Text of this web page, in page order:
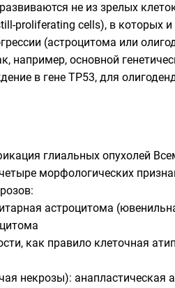
не из зрелых
proliferating cells), в которых и
(астроцитома или
например, основной
в гене TP53, для
глиальных опухолей
морфологических
астроцитома
как правило клеточная
некрозы): анапластическая